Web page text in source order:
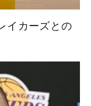
イカーズとの